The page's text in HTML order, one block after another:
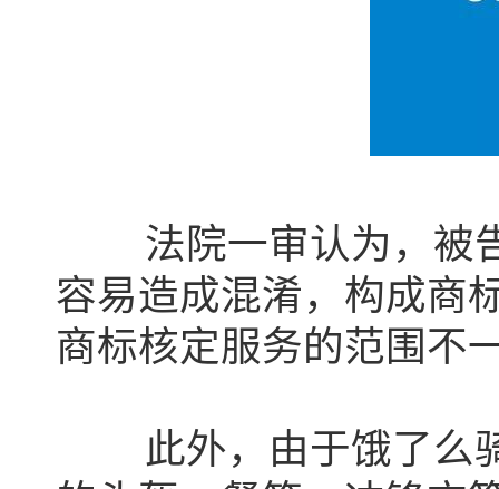
法院一审认为，被告
容易造成混淆，构成商
商标核定服务的范围不
此外，由于饿了么骑